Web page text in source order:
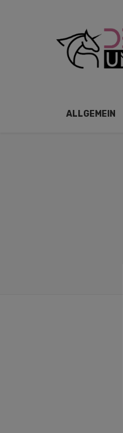
ALLGEMEIN